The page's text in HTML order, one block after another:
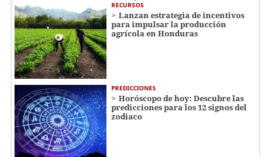
RECURSOS
Lanzan estrategia de incentivos
para impulsar la producción
agrícola en Honduras
PREDICCIONES
Horóscopo de hoy: Descubre las
predicciones para los 12 signos del
zodiaco